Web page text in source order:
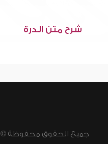
شرح متن الدرة
جميع الحقوق محفوظة © 2026 - 1998 لشبكة إسلام ويب